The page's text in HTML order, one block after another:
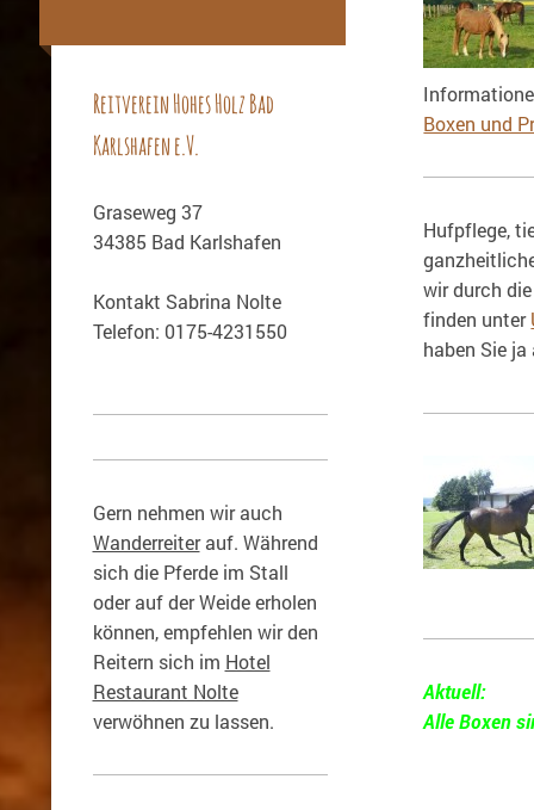
Boxen und
Hufpflege,
wir durch
finden unter
haben Sie
Aktuell:
Alle Boxen
Reitverein Hohes Holz Bad
Karlshafen e.V.
Graseweg 37
34385 Bad Karlshafen
Kontakt Sabrina Nolte
Telefon: 0175-4231550
Gern nehmen wir auch
Wanderreiterauf. Während
sich die Pferde im Stall
oder auf der Weide erholen
können, empfehlen wir den
Reitern sich im Hotel
Restaurant Nolte
verwöhnen zu lassen.